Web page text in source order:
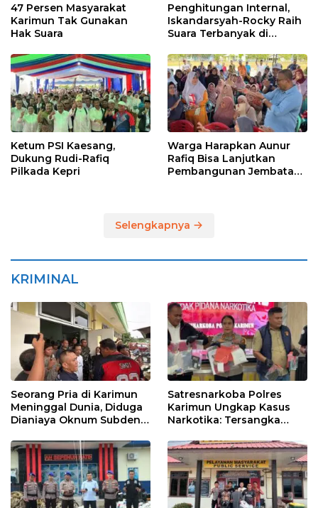
47 Persen Masyarakat
Karimun Tak Gunakan
Hak Suara
Penghitungan Internal,
Iskandarsyah-Rocky Raih
Suara Terbanyak di
Ketum PSI Kaesang,
Dukung Rudi-Rafiq
Pilkada Kepri
Warga Harapkan Aunur
Rafiq Bisa Lanjutkan
Pembangunan Jembatan
Selengkapnya
KRIMINAL
Seorang Pria di Karimun
Meninggal Dunia, Diduga
Dianiaya Oknum Subden
Satresnarkoba Polres
Karimun Ungkap Kasus
Narkotika: Tersangka
Internasional